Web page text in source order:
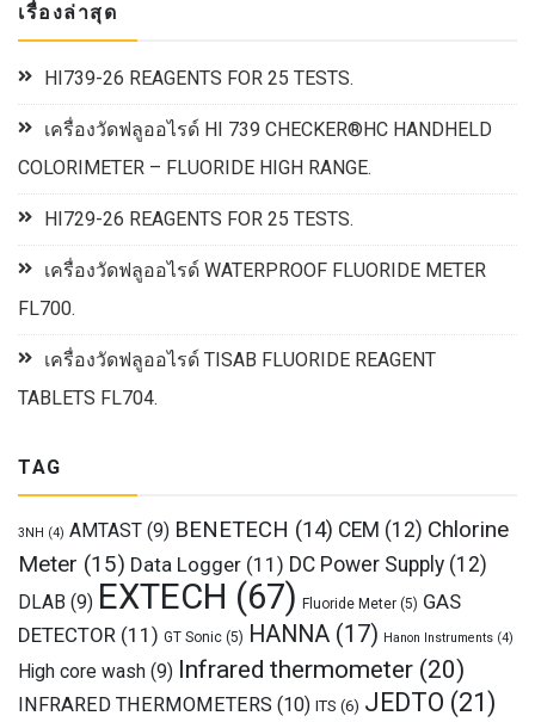
เรื่องล่าสุด
HI739-26 REAGENTS FOR 25 TESTS.
เครื่องวัดฟลูออไรด์ HI 739 CHECKER®HC HANDHELD
COLORIMETER – FLUORIDE HIGH RANGE.
HI729-26 REAGENTS FOR 25 TESTS.
เครื่องวัดฟลูออไรด์ WATERPROOF FLUORIDE METER
FL700.
เครื่องวัดฟลูออไรด์ TISAB FLUORIDE REAGENT
TABLETS FL704.
TAG
3NH (4) AMTAST (9) BENETECH (14) CEM (12) Chlorine
Meter (15) Data Logger (11) DC Power Supply (12)
DLAB (9) EXTECH (67) Fluoride Meter (5) GAS
DETECTOR (11) GT Sonic (5) HANNA (17) Hanon Instruments (4)
High core wash (9) Infrared thermometer (20)
INFRARED THERMOMETERS (10) ITS (6) JEDTO (21)